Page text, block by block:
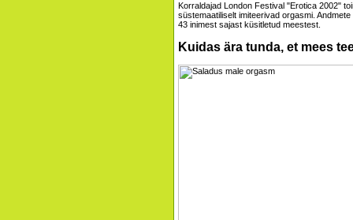
Korraldajad London Festival "Erotica 2002"
süstemaatiliselt imiteerivad orgasmi.
43 inimest sajast küsitletud meestest.
Kuidas ära tunda, et mees